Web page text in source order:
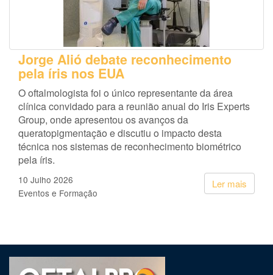
Jorge Alió debate reconhecimento
pela íris nos EUA
O oftalmologista foi o único representante da área
clínica convidado para a reunião anual do Iris Experts
Group, onde apresentou os avanços da
queratopigmentação e discutiu o impacto desta
técnica nos sistemas de reconhecimento biométrico
pela íris.
Ler mais
10 Julho 2026
Eventos e Formação